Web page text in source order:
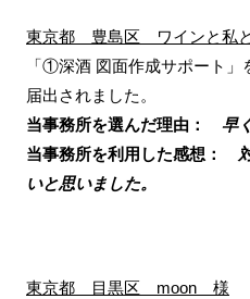
東京都 豊島区 ワインと私
「①深酒 図面作成サポート
届出されました。
当事務所を選んだ理由：
早
当事務所を利用した感想：
いと思いました。
東京都 目黒区 moon 様